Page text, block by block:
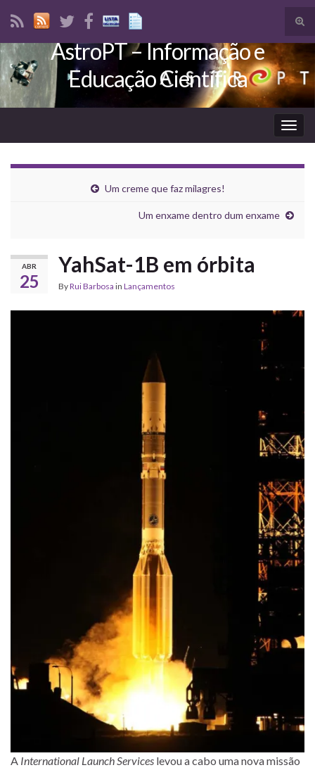
Search for:
AstroPT – Informação e
Educação Científica
Um creme que faz milagres!
Um enxame dentro dum enxame
ABR
25
YahSat-1B em órbita
ByRui Barbosa in Lançamentos
A International Launch Services levou a cabo uma nova missão